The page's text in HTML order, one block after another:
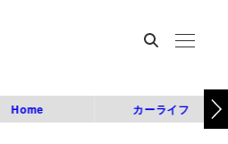
Home カーライフ